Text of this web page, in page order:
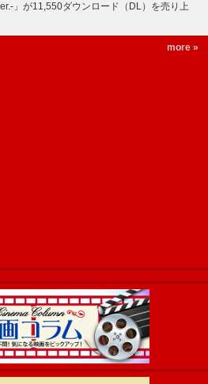
」が11,550ダウンロード（DL）を売り上
more »